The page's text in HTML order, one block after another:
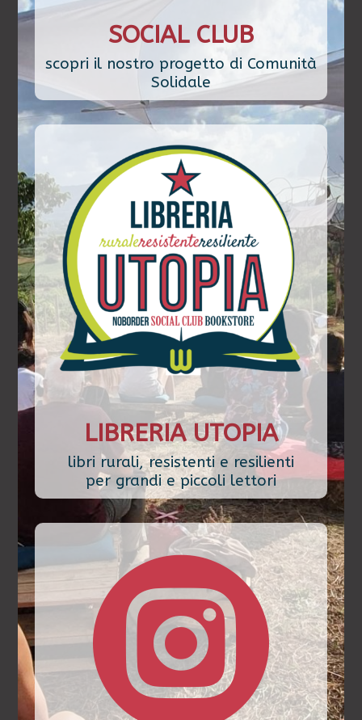
SOCIAL CLUB
scopri il nostro progetto di Comunità
Solidale
LIBRERIA UTOPIA
libri rurali, resistenti e resilienti
per grandi e piccoli lettori
